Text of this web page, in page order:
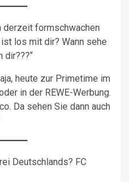
derzeit formschwachen
los mit dir? Wann sehe
dir???“
heute zur Primetime im
in der REWE-Werbung.
Da sehen Sie dann auch
Deutschlands? FC